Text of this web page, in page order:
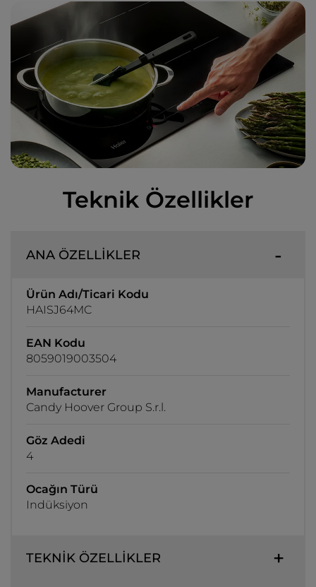
Teknik Özellikler
ANA ÖZELLİKLER
Ürün Adı/Ticari Kodu
HAISJ64MC
EAN Kodu
8059019003504
Manufacturer
Candy Hoover Group S.r.l.
Göz Adedi
4
Ocağın Türü
Indüksiyon
TEKNİK ÖZELLİKLER